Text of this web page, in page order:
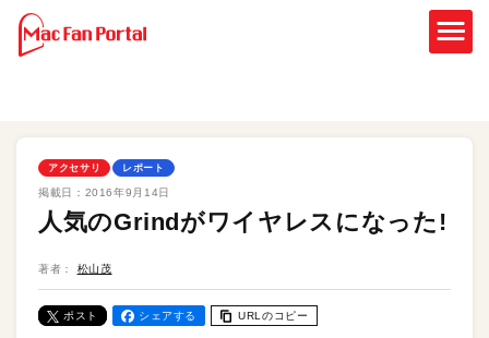
アクセサリ レポート
掲載日： 2016年9月14日
人気のGrindがワイヤレスになった!
著者： 松山茂
ポスト シェアする URLのコピー